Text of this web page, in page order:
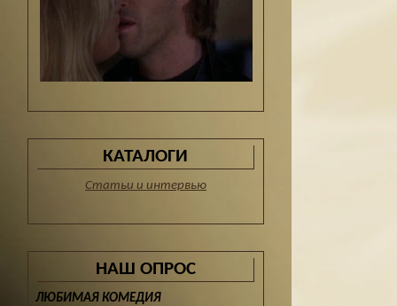
КАТАЛОГИ
Статьи и интервью
НАШ ОПРОС
ЛЮБИМАЯ КОМЕДИЯ